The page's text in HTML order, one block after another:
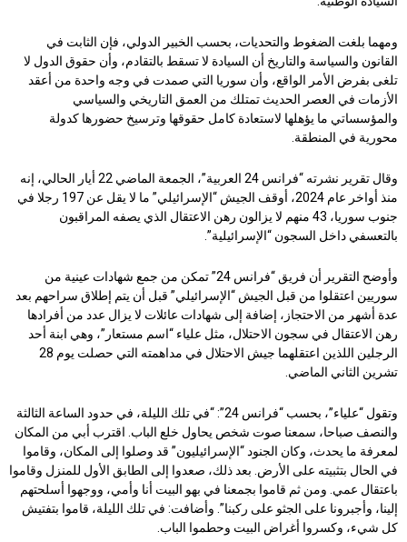
ومهما بلغت الضغوط والتحديات، بحسب الخبير الدولي، فإن الثابت في
القانون والسياسة والتاريخ أن السيادة لا تسقط بالتقادم، وأن حقوق الدول لا
تلغى بفرض الأمر الواقع، وأن سوريا التي صمدت في وجه واحدة من أعقد
الأزمات في العصر الحديث تمتلك من العمق التاريخي والسياسي
والمؤسساتي ما يؤهلها لاستعادة كامل حقوقها وترسيخ حضورها كدولة
محورية في المنطقة.
وقال تقرير نشرته “فرانس 24 العربية”، الجمعة الماضي 22 أيار الحالي، إنه
منذ أواخر عام 2024، أوقف الجيش “الإسرائيلي” ما لا يقل عن 197 رجلا في
جنوب سوريا، 43 منهم لا يزالون رهن الاعتقال الذي يصفه المراقبون
بالتعسفي داخل السجون “الإسرائيلية”.
وأوضح التقرير أن فريق “فرانس 24” تمكن من جمع شهادات عينية من
سوريين اعتقلوا من قبل الجيش “الإسرائيلي” قبل أن يتم إطلاق سراحهم بعد
عدة أشهر من الاحتجاز، إضافة إلى شهادات عائلات لا يزال عدد من أفرادها
رهن الاعتقال في سجون الاحتلال، مثل علياء “اسم مستعار”، وهي ابنة أحد
الرجلين اللذين اعتقلهما جيش الاحتلال في مداهمته التي حصلت يوم 28
تشرين الثاني الماضي.
وتقول “علياء”، بحسب “فرانس 24”: “في تلك الليلة، في حدود الساعة الثالثة
والنصف صباحا، سمعنا صوت شخص يحاول خلع الباب. اقترب أبي من المكان
لمعرفة ما يحدث، وكان الجنود “الإسرائيليون” قد وصلوا إلى المكان، وقاموا
في الحال بتثبيته على الأرض. بعد ذلك، صعدوا إلى الطابق الأول للمنزل وقاموا
باعتقال عمي. ومن ثم قاموا بجمعنا في بهو البيت أنا وأمي، ووجهوا أسلحتهم
إلينا، وأجبرونا على الجثو على ركبنا”. وأضافت: في تلك الليلة، قاموا بتفتيش
كل شيء، وكسروا أغراض البيت وحطموا الباب.